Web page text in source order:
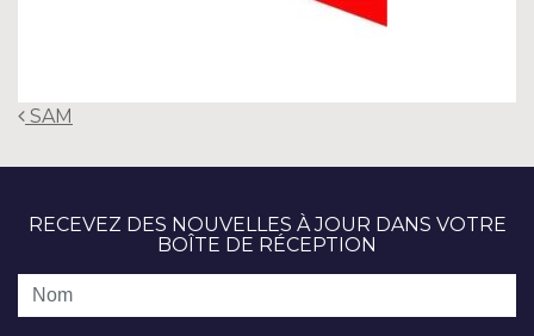
Post
navigation
SAM
RECEVEZ DES NOUVELLES À JOUR DANS VOTRE
BOÎTE DE RÉCEPTION
Nom